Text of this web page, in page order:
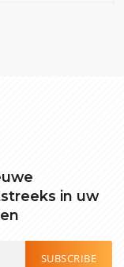
in uw
SUBSCRIBE